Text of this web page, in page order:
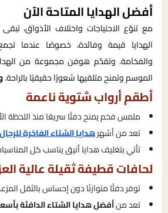
أفضل الهدايا المتاحة الآن
مع تنوّع الاحتياجات واختلاف الأذواق،
الهدايا قيمة وفائدة، خصوصًا عندما
والفخامة. وتقدّم هوفن مجموعة من
الموسم وتمنح متلقيها شعورًا حقيقيًا بالراحة.
أطقم أرواب شتوية ناعمة
ملمس فخم يمنح دفئًا سريعًا منذ اللحظة
تعد من أشهرهدايا الشتاء الفاخرة
تأتي بتغليف هدايا أنيق يناسب كل
لحافات قطيفة ثقيلة عالية
توفر دفئًا متوازنًا دون إحساس بالثقل
تعد منأفضل هدايا الشتاء الدافئة